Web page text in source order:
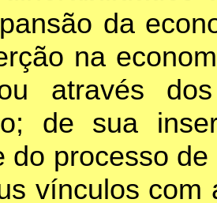
da
na
através
de sua
do processo
vínculos com